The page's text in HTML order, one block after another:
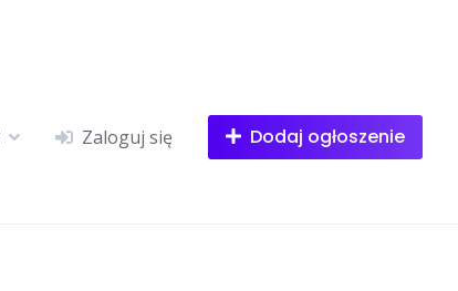
Zaloguj się Dodaj ogłoszenie